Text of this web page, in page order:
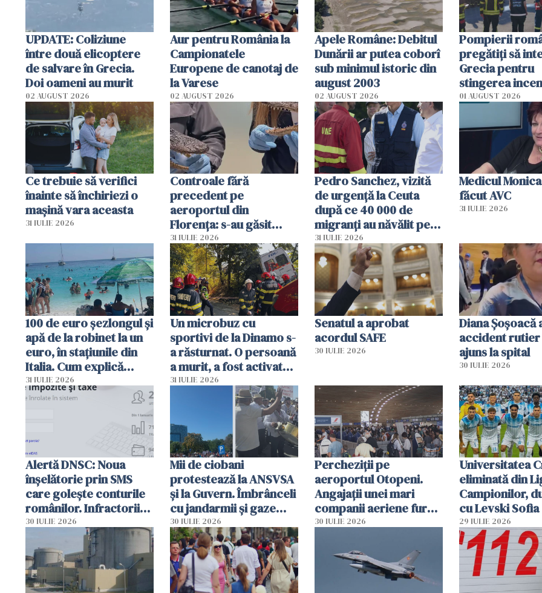
UPDATE: Coliziune
între două elicoptere
de salvare în Grecia.
Doi oameni au murit
02 AUGUST 2026
Aur pentru România la
Campionatele
Europene de canotaj de
la Varese
02 AUGUST 2026
Apele Române: Debitul
Dunării ar putea coborî
sub minimul istoric din
august 2003
02 AUGUST 2026
Pompierii
pregătiţi să
Grecia pentru
stingerea
01 AUGUST 2026
Ce trebuie să verifici
înainte să închiriezi o
mașină vara aceasta
31 IULIE 2026
Controale fără
precedent pe
aeroportul din
Florența: s-au găsit
capete de aligator și o
sumă imensă de bani
31 IULIE 2026
Pedro Sanchez, vizită
de urgență la Ceuta
după ce 40 000 de
migranți au năvălit pe
teritoriul spaniol: „Vom
mobiliza toate
resursele"
31 IULIE 2026
Medicul
făcut AVC
31 IULIE 2026
100 de euro șezlongul și
apă de la robinet la un
euro, în stațiunile din
Italia. Cum explică
autoritățile
31 IULIE 2026
Un microbuz cu
sportivi de la Dinamo s-
a răsturnat. O persoană
a murit, a fost activat
planul roșu de
31 IULIE 2026
Senatul a aprobat
acordul SAFE
30 IULIE 2026
Diana Șoșoacă
accident rutier
ajuns la spital
30 IULIE 2026
Alertă DNSC: Noua
înșelătorie prin SMS
care golește conturile
românilor. Infractorii
folosesc numele
Ghișeul.ro și al Poliției
Române
30 IULIE 2026
Mii de ciobani
protestează la ANSVSA
și la Guvern. Îmbrânceli
cu jandarmii și gaze
lacrimogene
30 IULIE 2026
Percheziții pe
aeroportul Otopeni.
Angajații unei mari
companii aeriene furau
parfumuri, ceasuri și
vânzării
30 IULIE 2026
Universitatea
eliminată din
Campionilor,
cu Levski Sofia
29 IULIE 2026